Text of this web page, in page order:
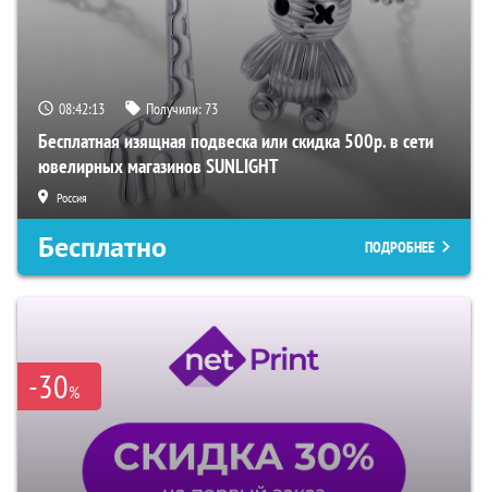
08:42:12 Получили:73
Бесплатная изящная подвеска или скидка 500р. в сети
ювелирных магазинов SUNLIGHT
Россия
Бесплатно ПОДРОБНЕЕ
-30%